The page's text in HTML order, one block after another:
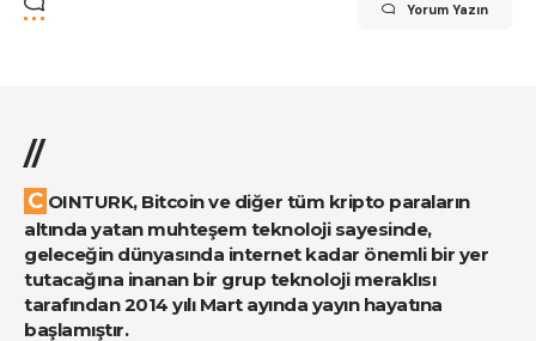
Yorum Yazın
//
COINTURK, Bitcoin ve diğer tüm kripto paraların
altında yatan muhteşem teknoloji sayesinde,
geleceğin dünyasında internet kadar önemli bir yer
tutacağına inanan bir grup teknoloji meraklısı
tarafından 2014 yılı Mart ayında yayın hayatına
başlamıştır.